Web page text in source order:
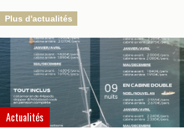
Plus d'actualités
Actualités